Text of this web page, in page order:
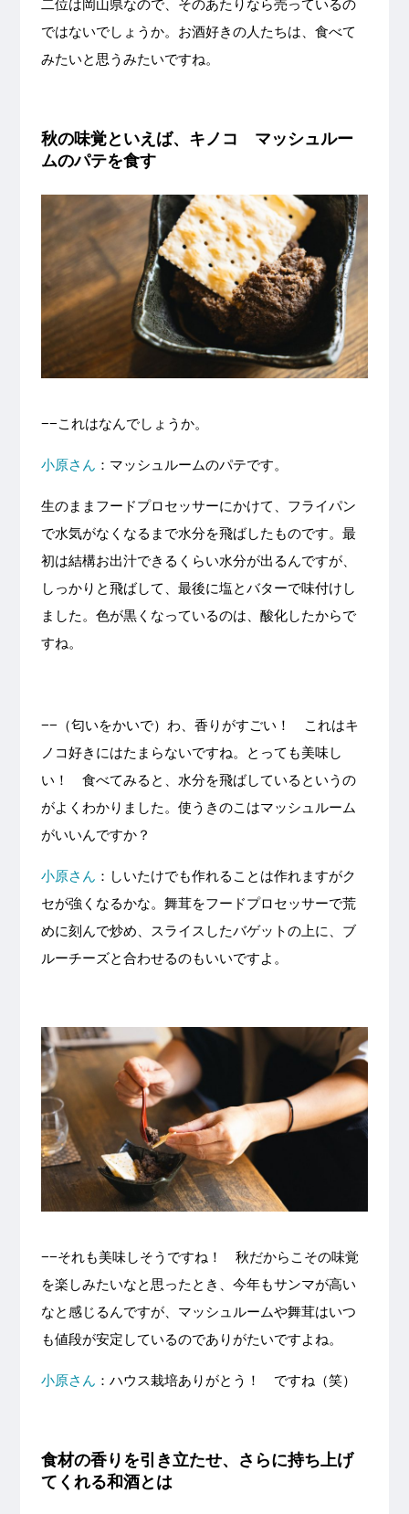
二位は岡山県なので、そのあたりなら売っているの
ではないでしょうか。お酒好きの人たちは、食べて
みたいと思うみたいですね。
秋の味覚といえば、キノコ マッシュルー
ムのパテを食す
−−これはなんでしょうか。
小原さん ：マッシュルームのパテです。
生のままフードプロセッサーにかけて、フライパン
で水気がなくなるまで水分を飛ばしたものです。最
初は結構お出汁できるくらい水分が出るんですが、
しっかりと飛ばして、最後に塩とバターで味付けし
ました。色が黒くなっているのは、酸化したからで
すね。
−−（匂いをかいで）わ、香りがすごい！ これはキ
ノコ好きにはたまらないですね。とっても美味し
い！ 食べてみると、水分を飛ばしているというの
がよくわかりました。使うきのこはマッシュルーム
がいいんですか？
小原さん ：しいたけでも作れることは作れますがク
セが強くなるかな。舞茸をフードプロセッサーで荒
めに刻んで炒め、スライスしたバゲットの上に、ブ
ルーチーズと合わせるのもいいですよ。
−−それも美味しそうですね！ 秋だからこその味覚
を楽しみたいなと思ったとき、今年もサンマが高い
なと感じるんですが、マッシュルームや舞茸はいつ
も値段が安定しているのでありがたいですよね。
小原さん ：ハウス栽培ありがとう！ ですね（笑）
食材の香りを引き立たせ、さらに持ち上げ
てくれる和酒とは